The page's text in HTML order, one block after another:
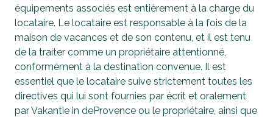
équipements associés est entièrement à la charge du
locataire. Le locataire est responsable à la fois de la
maison de vacances et de son contenu, et il est tenu
de la traiter comme un propriétaire attentionné,
conformément à la destination convenue. Il est
essentiel que le locataire suive strictement toutes les
directives qui lui sont fournies par écrit et oralement
par Vakantie in deProvence ou le propriétaire, ainsi que